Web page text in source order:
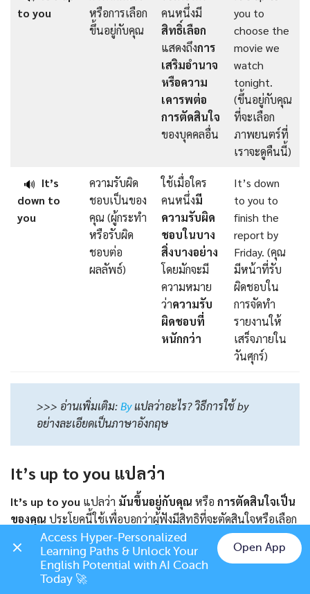
to you
หรือการเลือก
ขึ้นอยู่กับคุณ
คนหนึ่งมี
สิทธิ์เลือก
แสดงถึงการ
เสริมอำนาจ
หรือความ
เคารพต่อ
การตัดสินใจ
ของบุคคลอื่น
you to
choose the
movie we
watch
tonight.
(ขึ้นอยู่กับคุณ
ที่จะเลือก
ภาพยนตร์ที่
เราจะดูคืนนี้)
🔊 It’s
down to
you
ความรับผิด
ชอบเป็นของ
คุณ (ผู้กระทำ
หรือรับผิด
ชอบต่อ
ผลลัพธ์)
ใช้เมื่อใคร
คนหนึ่งมี
ความรับผิด
ชอบในบาง
สิ่งบางอย่าง
โดยมักจะมี
ความหมาย
ว่าความรับ
ผิดชอบที่
หนักกว่า
It’s down
to you to
finish the
report by
Friday. (คุณ
มีหน้าที่รับ
ผิดชอบใน
การจัดทำ
รายงานให้
เสร็จภายใน
วันศุกร์)
>>> อ่านเพิ่มเติม:Byแปลว่าอะไร? วิธีการใช้ by
อย่างละเอียดเป็นภาษาอังกฤษ
It’s up to you แปลว่า
It’s up to you แปลว่า มันขึ้นอยู่กับคุณ หรือ การตัดสินใจเป็น
ของคุณ ประโยคนี้ใช้เพื่อบอกว่าผู้ฟังมีสิทธิที่จะตัดสินใจหรือเลือก
สิ่งใดสิ่งหนึ่ง และผู้พูดไม่ได้ให้ความเห็นหรือแทรกแซง
ตัวอย่าง: Chat on LINE
Access Hyper-Personalized
Learning Paths & Unlock Your
English Potential with AI Coach
Today 🚀
Open App